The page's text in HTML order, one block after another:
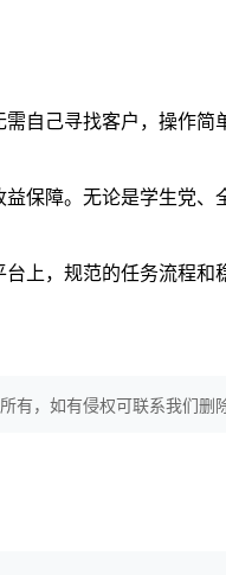
自己寻找客户，操作简
保障。无论是学生党、
上，规范的任务流程和
有，如有侵权可联系我们删